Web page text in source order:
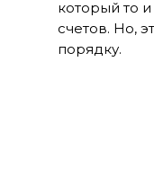
который то
счетов. Но,
порядку.